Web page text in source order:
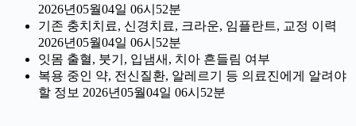
2026년05월04일 06시52분
기존 충치치료, 신경치료, 크라운, 임플란트, 교정 이력
2026년05월04일 06시52분
잇몸 출혈, 붓기, 입냄새, 치아 흔들림 여부
복용 중인 약, 전신질환, 알레르기 등 의료진에게 알려야
할 정보 2026년05월04일 06시52분